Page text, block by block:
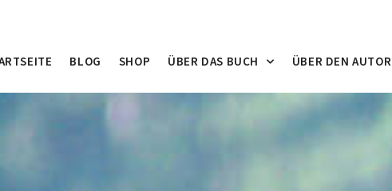
BLOG SHOP ÜBER DAS BUCH ÜBER DEN AUTOR